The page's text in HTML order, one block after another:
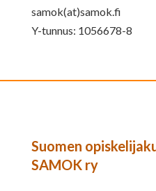
samok(at)samok.fi
Y-tunnus: 1056678-8
Suomen
SAMOK ry